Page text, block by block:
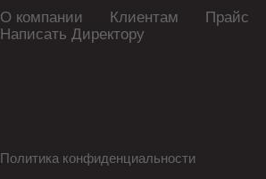
О компании Клиентам Прайс
Написать Директору
Политика конфиденциальности